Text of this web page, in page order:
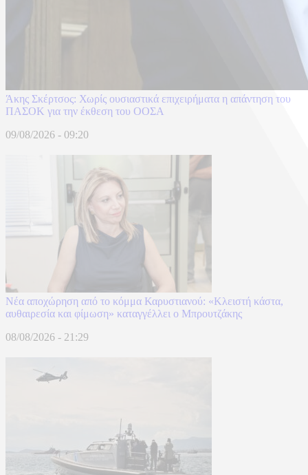
Άκης Σκέρτσος: Χωρίς ουσιαστικά επιχειρήματα η απάντηση του
ΠΑΣΟΚ για την έκθεση του ΟΟΣΑ
09/08/2026 - 09:20
Νέα αποχώρηση από το κόμμα Καρυστιανού: «Κλειστή κάστα,
αυθαιρεσία και φίμωση» καταγγέλλει ο Μπρουτζάκης
08/08/2026 - 21:29